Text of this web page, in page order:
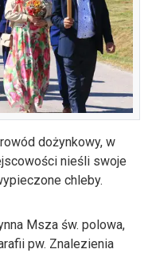
dożynkowy, w
nieśli swoje
chleby.
Msza św. polowa,
pw. Znalezienia